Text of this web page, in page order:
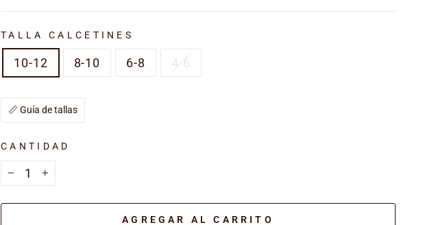
TALLA CALCETINES
10-12 8-10 6-8 4-6
📏 Guía de tallas
CANTIDAD
− +
AGREGAR AL CARRITO